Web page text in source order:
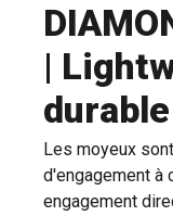
|
durable
Les moyeux
d'engagement à
engagement